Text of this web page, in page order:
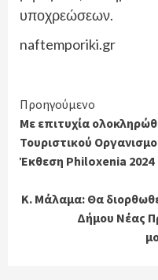
υποχρεώσεων.
naftemporiki.gr
Continue
Reading
Προηγούμενο
Με επιτυχία
Τουριστικού
Έκθεση Philoxenia 2024
Κ. Μάλαμα: Θα
Δήμου Νέας